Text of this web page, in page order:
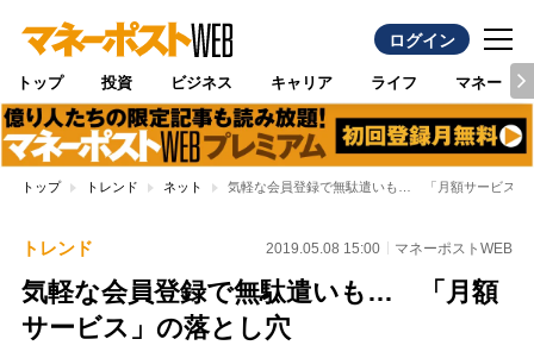
ログイン
トップ 投資 ビジネス キャリア ライフ マネー
トップ トレンド ネット 気軽な会員登録で無駄遣いも… 「月額サービス」
トレンド 2019.05.08 15:00 マネーポストWEB
気軽な会員登録で無駄遣いも… 「月額
サービス」の落とし穴